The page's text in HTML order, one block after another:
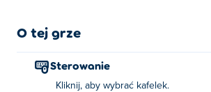
je połączyć, zanim zabraknie Ci
wciągającą rozgrywką. Czy masz to,
zostać mistrzem kafelków?
O tej grze
Sterowanie
Kliknij, aby wybrać kafelek.